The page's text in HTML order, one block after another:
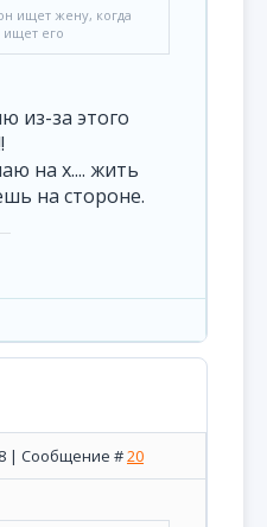
ищет жену, когда
его
из-за этого
на х.... жить
на стороне.
| Сообщение #20